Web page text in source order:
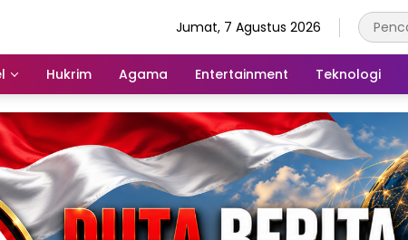
Jumat, 7 Agustus 2026
Hukrim Agama Entertainment Teknologi